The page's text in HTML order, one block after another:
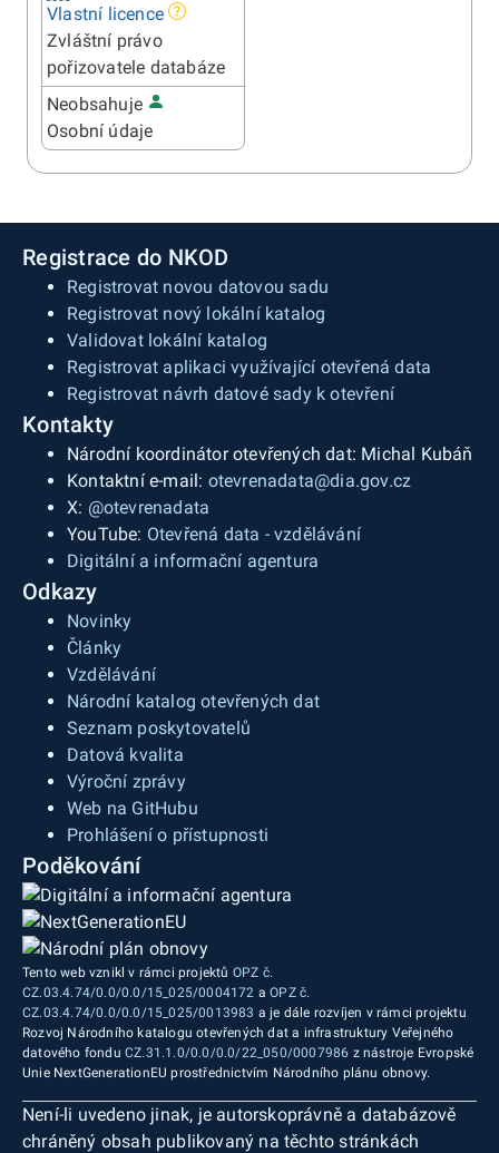
Vlastní licence
Zvláštní právo
pořizovatele databáze
Neobsahuje
Osobní údaje
Registrace do NKOD
Registrovat novou datovou sadu
Registrovat nový lokální katalog
Validovat lokální katalog
Registrovat aplikaci využívající otevřená data
Registrovat návrh datové sady k otevření
Kontakty
Národní koordinátor otevřených dat: Michal Kubáň
Kontaktní e-mail: otevrenadata@dia.gov.cz
X: @otevrenadata
YouTube: Otevřená data - vzdělávání
Digitální a informační agentura
Odkazy
Novinky
Články
Vzdělávání
Národní katalog otevřených dat
Seznam poskytovatelů
Datová kvalita
Výroční zprávy
Web na GitHubu
Prohlášení o přístupnosti
Poděkování
Tento web vznikl v rámci projektů OPZ č.
CZ.03.4.74/0.0/0.0/15_025/0004172 aOPZ č.
CZ.03.4.74/0.0/0.0/15_025/0013983 a je dále rozvíjen v rámci projektu
Rozvoj Národního katalogu otevřených dat a infrastruktury Veřejného
datového fondu CZ.31.1.0/0.0/0.0/22_050/0007986 z nástroje Evropské
Unie NextGenerationEU prostřednictvím Národního plánu obnovy.
Není-li uvedeno jinak, je autorskoprávně a databázově
chráněný obsah publikovaný na těchto stránkách